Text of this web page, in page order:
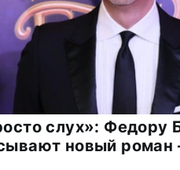
слух»: Федору
новый